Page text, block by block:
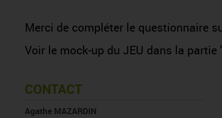
Merci de compléter le questionnaire
Voir le mock-up du JEU dans la partie
CONTACT
Agathe MAZARDIN